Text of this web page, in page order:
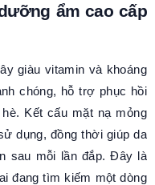
ẩm cao cấp
giàu vitamin và khoáng
chóng, hỗ trợ phục hồi
Kết cấu mặt nạ mỏng
dụng, đồng thời giúp da
sau mỗi lần đắp. Đây là
đang tìm kiếm một dòng